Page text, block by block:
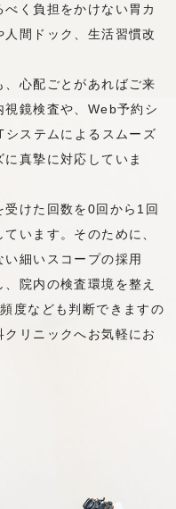
く負担をかけない胃カ
人間ドック、生活習慣改
心配ごとがあればご来
視鏡検査や、Web予約シ
ステムによるスムーズ
真摯に対応していま
けた回数を0回から1回
います。そのために、
細いスコープの採用
院内の検査環境を整え
度なども判断できますの
リニックへお気軽にお